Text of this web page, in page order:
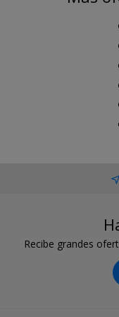
Recibe grandes